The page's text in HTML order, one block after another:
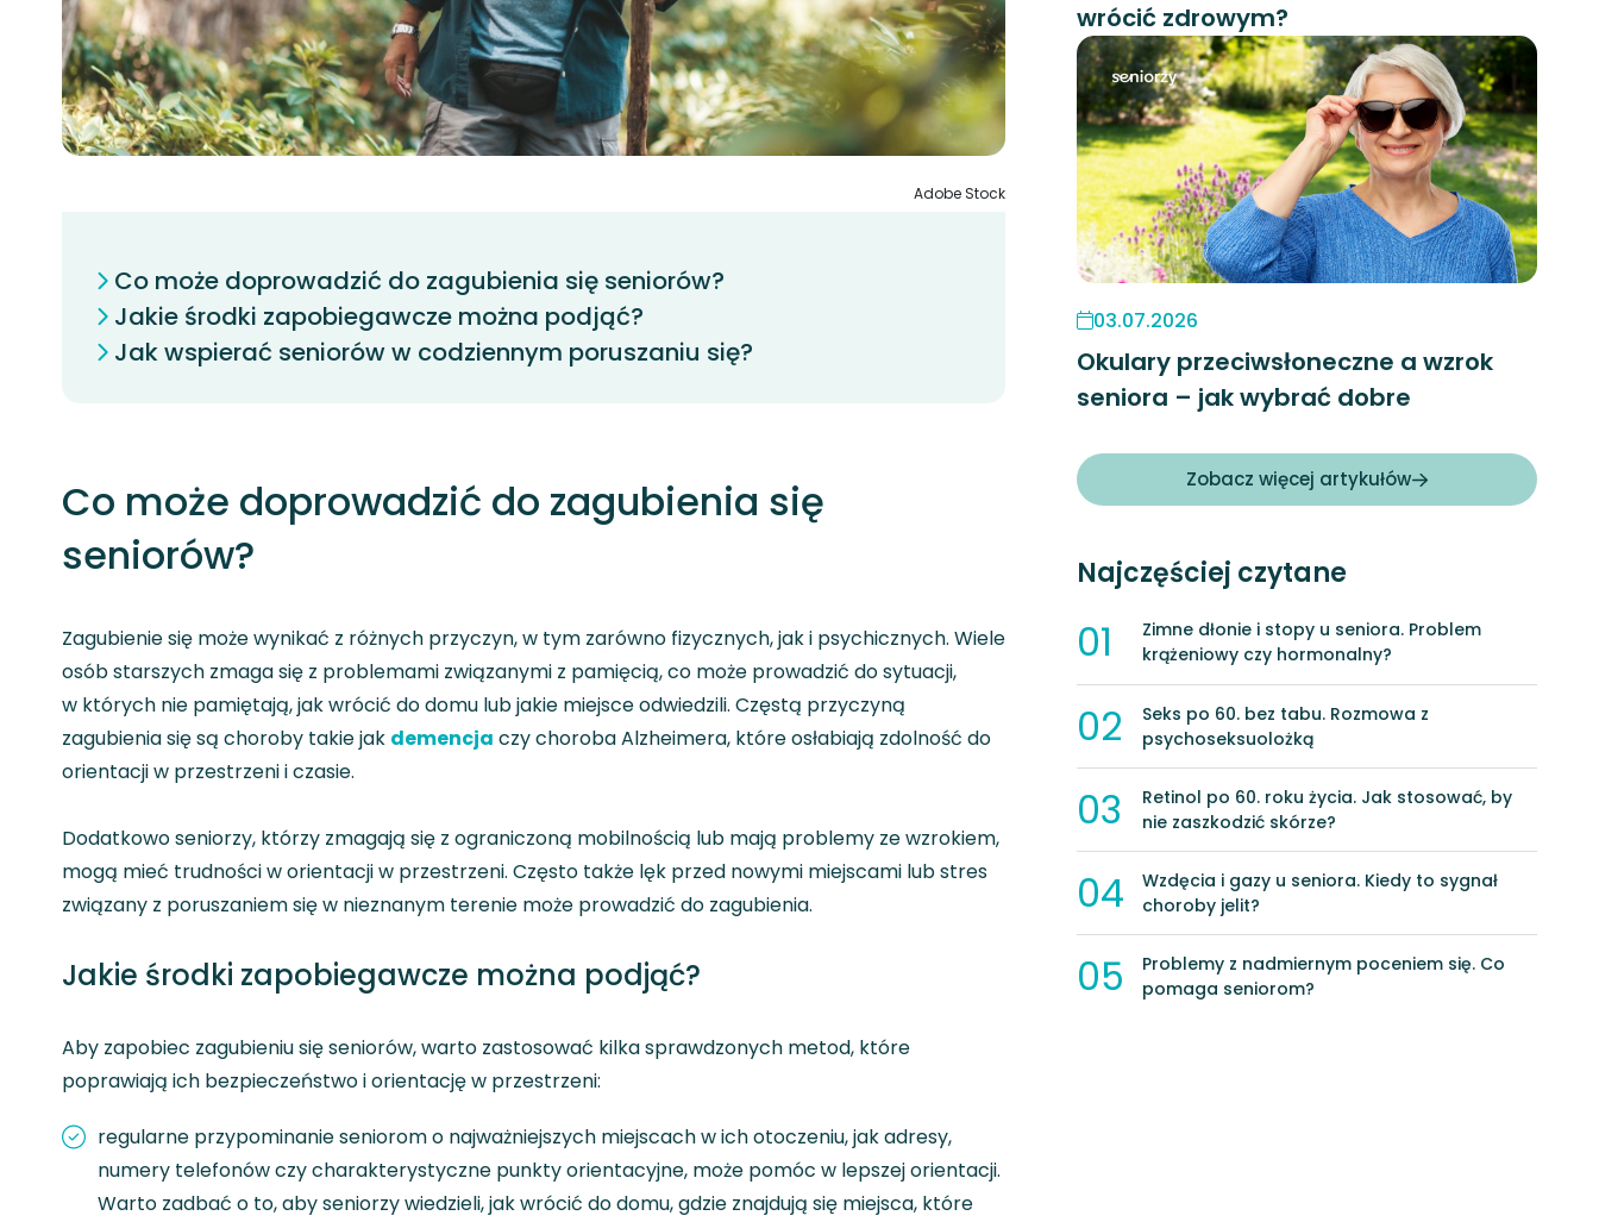
Adobe Stock
Co może doprowadzić do zagubienia się seniorów?
Jakie środki zapobiegawcze można podjąć?
Jak wspierać seniorów w codziennym poruszaniu się?
Co może doprowadzić do zagubienia się
seniorów?
Zagubienie się może wynikać z różnych przyczyn, w tym zarówno fizycznych, jak i psychicznych. Wiele
osób starszych zmaga się z problemami związanymi z pamięcią, co może prowadzić do sytuacji,
w których nie pamiętają, jak wrócić do domu lub jakie miejsce odwiedzili. Częstą przyczyną
zagubienia się są choroby takie jak demencja czy choroba Alzheimera, które osłabiają zdolność do
orientacji w przestrzeni i czasie.
Dodatkowo seniorzy, którzy zmagają się z ograniczoną mobilnością lub mają problemy ze wzrokiem,
mogą mieć trudności w orientacji w przestrzeni. Często także lęk przed nowymi miejscami lub stres
związany z poruszaniem się w nieznanym terenie może prowadzić do zagubienia.
Jakie środki zapobiegawcze można podjąć?
Aby zapobiec zagubieniu się seniorów, warto zastosować kilka sprawdzonych metod, które
poprawiają ich bezpieczeństwo i orientację w przestrzeni:
regularne przypominanie seniorom o najważniejszych miejscach w ich otoczeniu, jak adresy,
numery telefonów czy charakterystyczne punkty orientacyjne, może pomóc w lepszej orientacji.
Warto zadbać o to, aby seniorzy wiedzieli, jak wrócić do domu, gdzie znajdują się miejsca, które
wrócić zdrowym?
03.07.2026
Okulary przeciwsłoneczne a wzrok
seniora – jak wybrać dobre
Zobacz więcej artykułów
Najczęściej czytane
01
Zimne dłonie i stopy u seniora. Problem
krążeniowy czy hormonalny?
02
Seks po 60. bez tabu. Rozmowa z
psychoseksuolożką
03
Retinol po 60. roku życia. Jak stosować, by
nie zaszkodzić skórze?
04
Wzdęcia i gazy u seniora. Kiedy to sygnał
choroby jelit?
05
Problemy z nadmiernym poceniem się. Co
pomaga seniorom?